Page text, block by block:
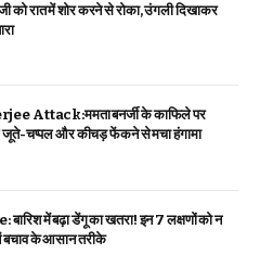
को रात में शोर करने से रोका, उंगली दिखाकर
Attack:ममता बनर्जी के काफिले पर
जूते-चप्पल और कीचड़ फेंकने से मचा हंगामा
में बढ़ा डेंगू का खतरा! इन 7 लक्षणों को न
के आसान तरीके